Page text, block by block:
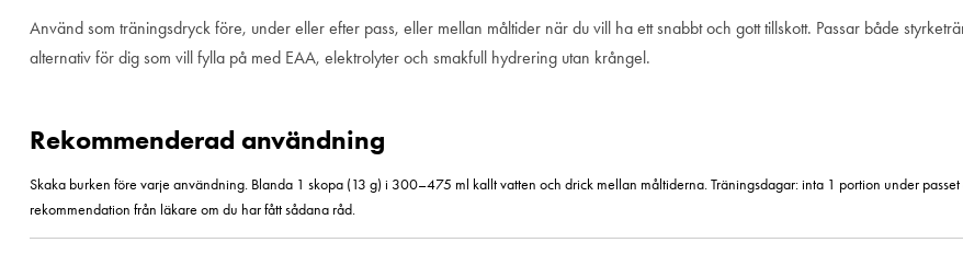
Använd som träningsdryck före, under eller efter pass, eller mellan måltider när du vill ha ett snabbt och gott tillskott. Passar både
alternativ för dig som vill fylla på med EAA, elektrolyter och smakfull hydrering utan krångel.
Rekommenderad användning
Skaka burken före varje användning. Blanda 1 skopa (13 g) i 300–475 ml kallt vatten och drick mellan måltiderna. Träningsdagar: inta 1 portion under
rekommendation från läkare om du har fått sådana råd.